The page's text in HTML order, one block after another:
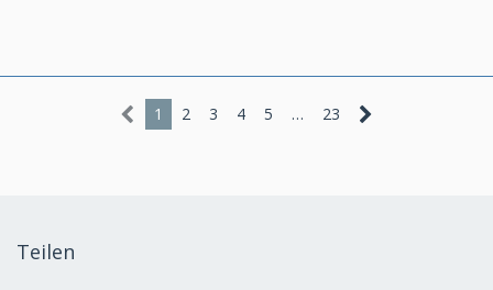
1 2 3 4 5 … 23
Teilen